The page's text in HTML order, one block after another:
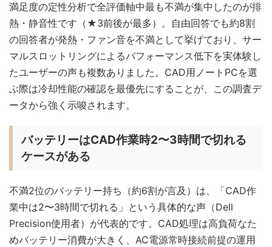
満足度の定性分析で全評価軸中最も不満が集中したのが排
熱・静音性です（★3前後が最多）。自由回答でも約8割
の回答者が発熱・ファン音を不満として挙げており、サー
マルスロットリングによるパフォーマンス低下を実体験し
たユーザーの声も複数ありました。CAD用ノートPCを選
ぶ際は冷却性能の確認を最優先にすることが、この調査デ
ータから強く示唆されます。
バッテリーはCAD作業時2〜3時間で切れる
ケースがある
不満2位のバッテリー持ち（約6割が言及）は、「CAD作
業中は2〜3時間で切れる」という具体的な声（Dell
Precision使用者）が代表的です。CAD処理は高負荷なた
めバッテリー消費が大きく、AC電源常時接続前提の運用